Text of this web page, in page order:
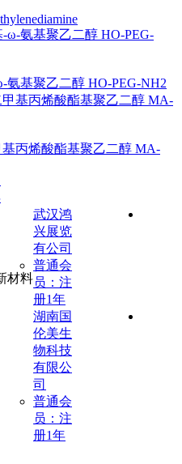
氨基聚乙二醇 HO-PEG-NH2
基丙烯酸酯基聚乙二醇 MA-
材料
武汉鸿
兴展览
有公司
普通会
员：注
册1年
湖南国
伦美生
物科技
有限公
司
普通会
员：注
册1年